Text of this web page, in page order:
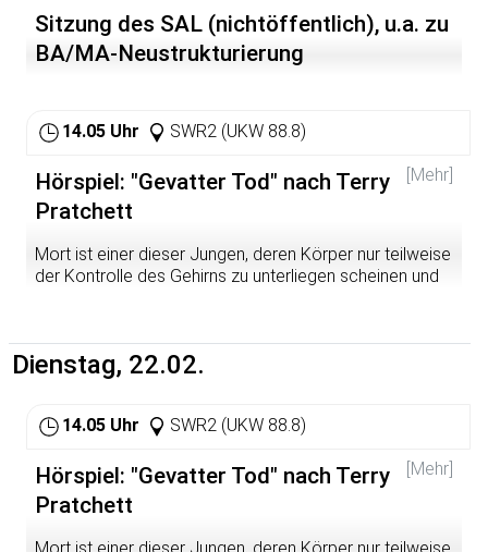
Sitzung des SAL (nichtöffentlich), u.a. zu
BA/MA-Neustrukturierung
14.05 Uhr SWR2 (UKW 88.8)
[Mehr]
Hörspiel: "Gevatter Tod" nach Terry
Pratchett
Mort ist einer dieser Jungen, deren Körper nur teilweise
der Kontrolle des Gehirns zu unterliegen scheinen und
Gewerbemarkt niemand eine Lehrstelle anbietet.
Niemand ­ bis auf Gevatter Tod. Da Sterben für den Job
nicht obligatorisch ist, nimmt Mort das Angebot des
Tods schnippische Tochter Ysabell und den mürrischen
Arbeit statt traditioneller skelettener Pferde erstklassige
Rösser aus Fleisch und Blut bevorzugt, deren Verdauung
leider verdammt gut funktioniert.
Dienstag, 22.02.
14.05 Uhr SWR2 (UKW 88.8)
[Mehr]
Hörspiel: "Gevatter Tod" nach Terry
Pratchett